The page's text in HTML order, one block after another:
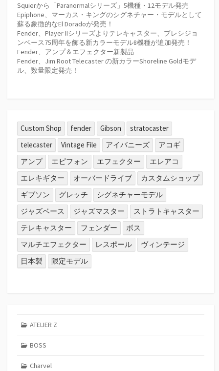
Squierから「Paranormalシリーズ」5機種・12モデル発売
Epiphone、マーカス・キングのシグネチャー・モデルとして
蘇る象徴的なEl Doradoが発売！
Fender、Player IIシリーズよりテレキャスター、プレシジョ
ンベース75周年を飾る新カラーモデル8機種が追加発売！
Fender、アンプ＆エフェクター新製品
Fender、Jim Root Telecaster の新カラーShoreline Goldモデ
ル、数量限定発売！
Custom Shop fender Gibson
stratocaster
telecaster
Vintage File アイバニーズ
アコギ
アンプ
エピフォン エフェクター
エレアコ
エレキギター
オーバードライブ
カスタムショップ
ギブソン
グレッチ
シグネチャーモデル
ジャズベース
ジャズマスター
ストラトキャスター
テレキャスター
フェンダー
ボス
マルチエフェクター
レスポール
ヴィンテージ
日本製
限定モデル
ATELIER Z
BOSS
Charvel